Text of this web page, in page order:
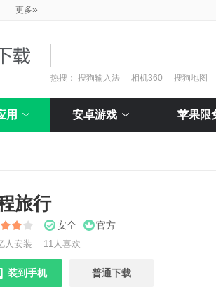
更多»
热搜： 搜狗输入法 相机360 搜狗地图
用 安卓游戏 苹果限
旅行
安全 官方
人安装 11人喜欢
装到手机 普通下载